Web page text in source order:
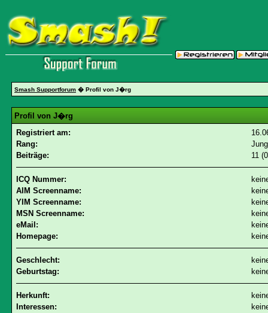
Smash Supportforum � Profil von J�rg
Profil von J�rg
Registriert am:
Rang:
Beiträge:
11
ICQ Nummer:
AIM Screenname:
YIM Screenname:
MSN Screenname:
eMail:
Homepage:
Geschlecht:
Geburtstag:
Herkunft:
Interessen: